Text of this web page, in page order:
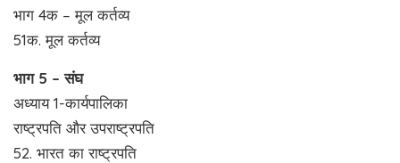
भाग 4क – मूल कर्तव्य
51क. मूल कर्तव्य
भाग 5 – संघ
अध्याय 1-कार्यपालिका
राष्ट्रपति और उपराष्ट्रपति
52. भारत का राष्ट्रपति